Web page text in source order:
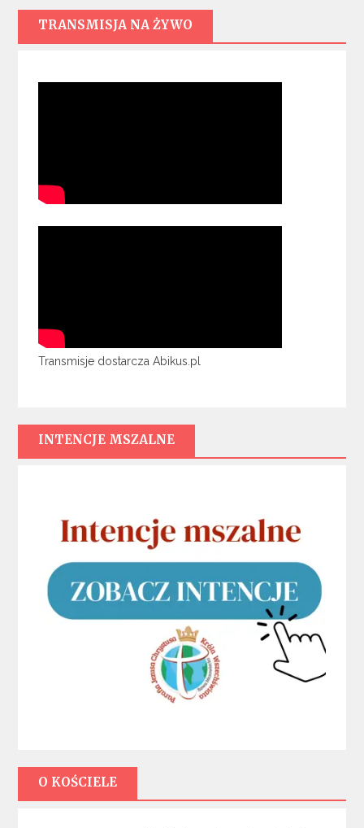
TRANSMISJA NA ŻYWO
Transmisje dostarcza Abikus.pl
INTENCJE MSZALNE
O KOŚCIELE